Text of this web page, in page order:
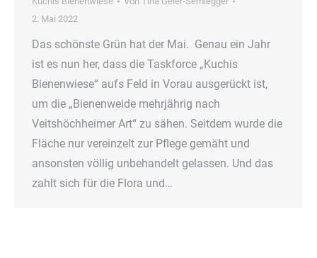
2. Mai 2022
Das schönste Grün hat der Mai. Genau ein Jahr
ist es nun her, dass die Taskforce „Kuchis
Bienenwiese“ aufs Feld in Vorau ausgerückt ist,
um die „Bienenweide mehrjährig nach
Veitshöchheimer Art“ zu sähen. Seitdem wurde die
Fläche nur vereinzelt zur Pflege gemäht und
ansonsten völlig unbehandelt gelassen. Und das
zahlt sich für die Flora und…